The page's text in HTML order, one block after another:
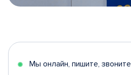
5
Мы онлайн, пишите, звоните